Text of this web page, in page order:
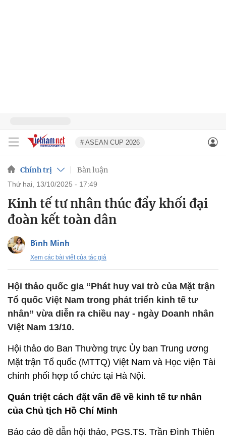
# ASEAN CUP 2026
Chính trị Bàn luận
thứ hai, 13/10/2025 - 17:49
Kinh tế tư nhân thúc đẩy khối đại
đoàn kết toàn dân
Bình Minh
Xem các bài viết của tác giả
Hội thảo quốc gia “Phát huy vai trò của Mặt trận
Tổ quốc Việt Nam trong phát triển kinh tế tư
nhân” vừa diễn ra chiều nay - ngày Doanh nhân
Việt Nam 13/10.
Hội thảo do Ban Thường trực Ủy ban Trung ương
Mặt trận Tổ quốc (MTTQ) Việt Nam và Học viện Tài
chính phối hợp tổ chức tại Hà Nội.
Quán triệt cách đặt vấn đề về kinh tế tư nhân
của Chủ tịch Hồ Chí Minh
Báo cáo đề dẫn hội thảo, PGS.TS. Trần Đình Thiên